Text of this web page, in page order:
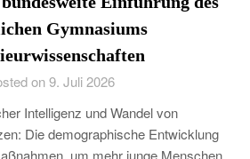
Gymnasiums
on 9. Juli 2026
Intelligenz und Wandel von
Die demographische Entwicklung
um mehr junge Menschen